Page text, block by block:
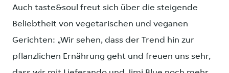
Auch taste&soul freut sich über die steigende
Beliebtheit von vegetarischen und veganen
Gerichten: „Wir sehen, dass der Trend hin zur
pflanzlichen Ernährung geht und freuen uns sehr,